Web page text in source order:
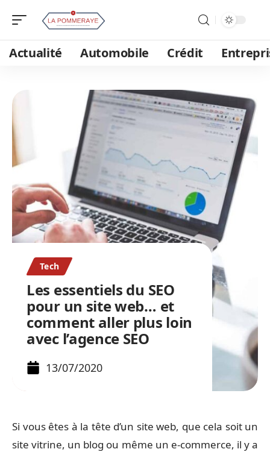
Actualité Automobile Crédit
Tech
Les essentiels du SEO
pour un site web… et
comment aller plus loin
avec l’agence SEO
13/07/2020
Si vous êtes à la tête d’un site web, que cela soit un
site vitrine, un blog ou même un e-commerce, il y a